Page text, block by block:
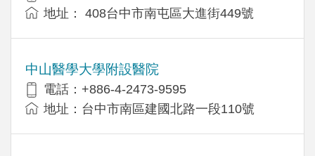
地址： 408台中市南屯區大進街449號
中山醫學大學附設醫院
電話：+886-4-2473-9595
地址：台中市南區建國北路一段110號